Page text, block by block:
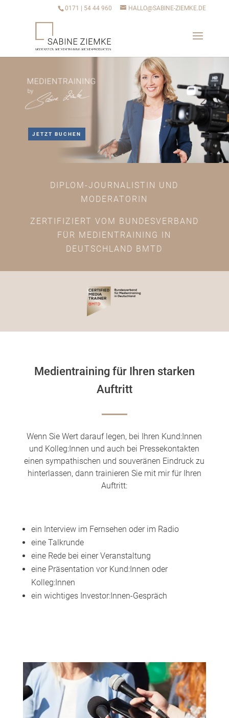
0171 | 54 44 960 HALLO@SABINE-ZIEMKE.DE
JETZT BUCHEN
DIPLOM-JOURNALISTIN UND
MODERATORIN
ZERTIFIZIERT VOM BUNDESVERBAND
FÜR MEDIENTRAINING IN
DEUTSCHLAND BMTD
Medientraining für Ihren starken
Auftritt
Wenn Sie Wert darauf legen, bei Ihren Kund:Innen
und Kolleg:Innen und auch bei Pressekontakten
einen sympathischen und souveränen Eindruck zu
hinterlassen, dann trainieren Sie mit mir für Ihren
Auftritt:
ein Interview im Fernsehen oder im Radio
eine Talkrunde
eine Rede bei einer Veranstaltung
eine Präsentation vor Kund:Innen oder
Kolleg:Innen
ein wichtiges Investor:Innen-Gespräch